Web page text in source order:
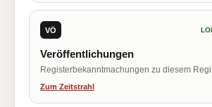
VÖ
Veröffentlichungen
Registerbekanntmachungen zu diesem
Zum Zeitstrahl